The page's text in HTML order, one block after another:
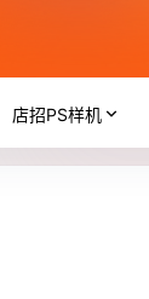
店招PS样机